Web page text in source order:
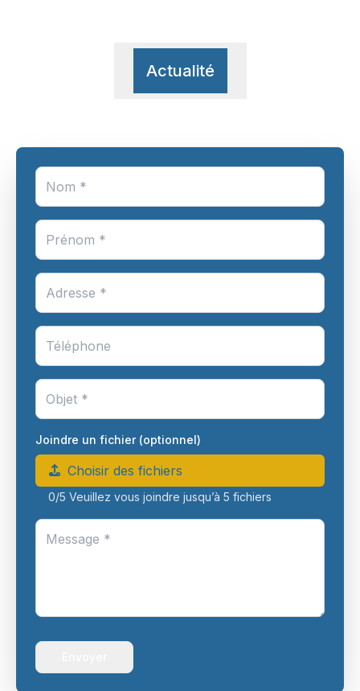
Actualité
Joindre un fichier (optionnel)
Choisir des fichiers
0/5 Veuillez vous joindre jusqu’à 5 fichiers